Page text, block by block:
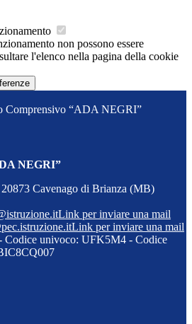
non possono essere
l'elenco nella pagina della cookie
Comprensivo “ADA NEGRI”
NEGRI”
Cavenago di Brianza (MB)
Link per inviare una mail
Link per inviare una mail
Codice univoco: UFK5M4 - Codice